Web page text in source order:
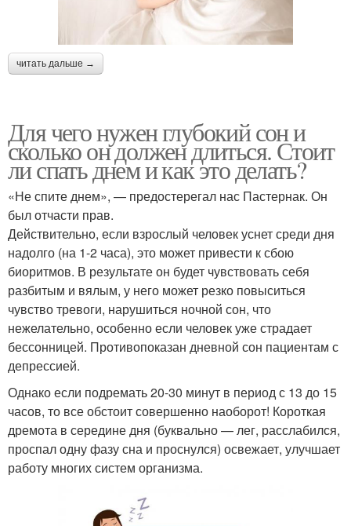
читать дальше →
Для чего нужен глубокий сон и
сколько он должен длиться. Стоит
ли спать днем и как это делать?
«Не спите днем», — предостерегал нас Пастернак. Он
был отчасти прав.
Действительно, если взрослый человек уснет среди дня
надолго (на 1-2 часа), это может привести к сбою
биоритмов. В результате он будет чувствовать себя
разбитым и вялым, у него может резко повыситься
чувство тревоги, нарушиться ночной сон, что
нежелательно, особенно если человек уже страдает
бессонницей. Противопоказан дневной сон пациентам с
депрессией.
Однако если подремать 20-30 минут в период с 13 до 15
часов, то все обстоит совершенно наоборот! Короткая
дремота в середине дня (буквально — лег, расслабился,
проспал одну фазу сна и проснулся) освежает, улучшает
работу многих систем организма.